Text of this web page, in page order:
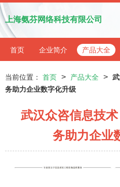
上海氨芬网络科技有限公司
首页 企业简介 产品大全
当前位置： 首页 > 产品大全 >
务助力企业数字化升级
武汉众咨信息技
务助力企业